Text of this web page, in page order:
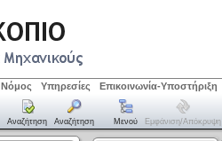
Νόμος Υπηρεσίες Επικοινωνία-Υποστήριξη
Αναζήτηση Αναζήτηση Μενού Εμφάνιση/απόκρυψη